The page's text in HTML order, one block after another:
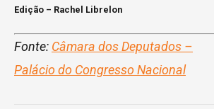
Edição – Rachel Librelon
Fonte: Câmara dos Deputados –
Palácio do Congresso Nacional